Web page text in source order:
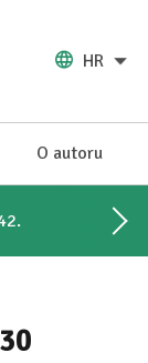
HR
O autoru